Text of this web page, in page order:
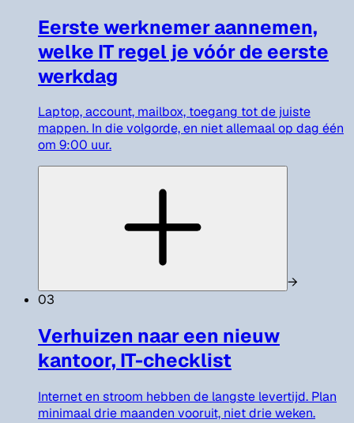
Eerste werknemer aannemen,
welke IT regel je vóór de eerste
werkdag
Laptop, account, mailbox, toegang tot de juiste
mappen. In die volgorde, en niet allemaal op dag één
om 9:00 uur.
→
03
Verhuizen naar een nieuw
kantoor, IT-checklist
Internet en stroom hebben de langste levertijd. Plan
minimaal drie maanden vooruit, niet drie weken.